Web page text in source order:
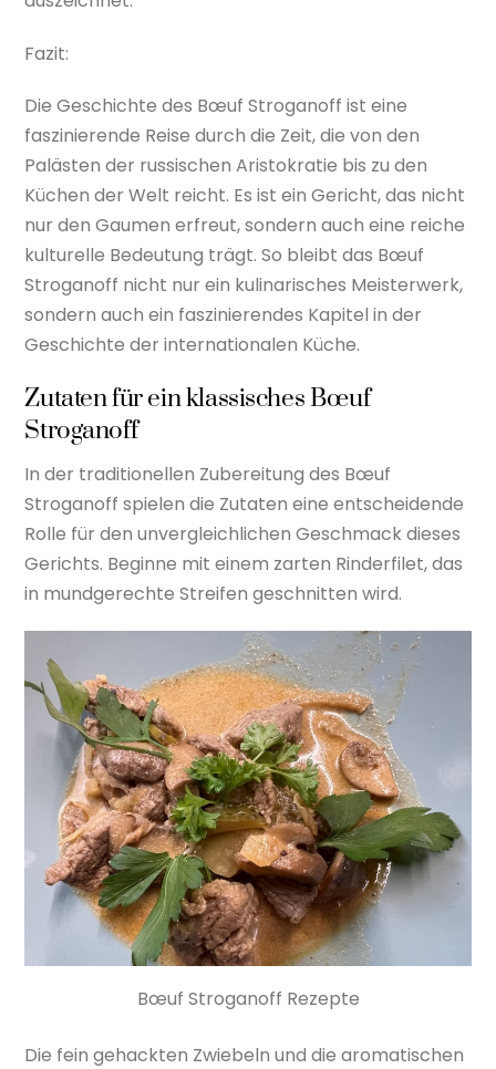
Fazit:
Die Geschichte des Bœuf Stroganoff ist eine
faszinierende Reise durch die Zeit, die von den
Palästen der russischen Aristokratie bis zu den
Küchen der Welt reicht. Es ist ein Gericht, das nicht
nur den Gaumen erfreut, sondern auch eine reiche
kulturelle Bedeutung trägt. So bleibt das Bœuf
Stroganoff nicht nur ein kulinarisches Meisterwerk,
sondern auch ein faszinierendes Kapitel in der
Geschichte der internationalen Küche.
Zutaten für ein klassisches Bœuf
Stroganoff
In der traditionellen Zubereitung des Bœuf
Stroganoff spielen die Zutaten eine entscheidende
Rolle für den unvergleichlichen Geschmack dieses
Gerichts. Beginne mit einem zarten Rinderfilet, das
in mundgerechte Streifen geschnitten wird.
Bœuf Stroganoff Rezepte
Die fein gehackten Zwiebeln und die aromatischen